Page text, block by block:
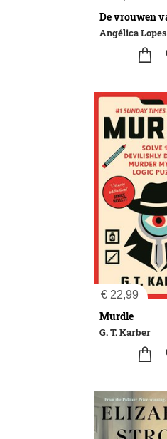
Angélica Lopes
€ 22,99
Murdle
G. T. Karber